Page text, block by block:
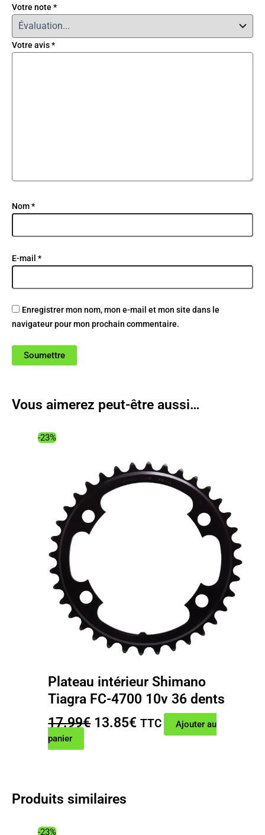
Votre note *
Votre avis*
Nom*
E-mail *
Enregistrer mon nom, mon e-mail et mon site dans le
navigateur pour mon prochain commentaire.
Vous aimerez peut-être aussi…
-23%
Plateau intérieur Shimano
Tiagra FC-4700 10v 36 dents
17.99€ Le
17.99€.
13.85€ Le
TTC
Ajouter au
panier
Produits similaires
-23%